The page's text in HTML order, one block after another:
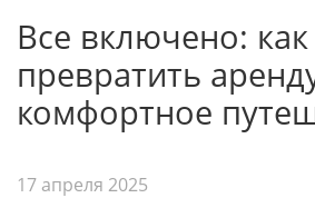
Все включено: как
превратить
комфортное
17 апреля 2025